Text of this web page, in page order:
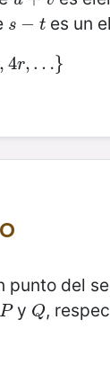
s − t
s −t es un
, 4r, …}
}
punto del
P
Py Q
Q,